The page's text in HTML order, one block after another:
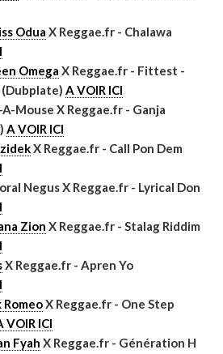
Odua X Reggae.fr - Chalawa
Omega X Reggae.fr - Fittest -
A VOIR ICI
A-Mouse X Reggae.fr - Ganja
A VOIR ICI
X Reggae.fr - Call Pon Dem
Negus X Reggae.fr - Lyrical Don
Zion X Reggae.fr - Stalag Riddim
X Reggae.fr - Apren Yo
RomeoX Reggae.fr - One Step
VOIR ICI
Fyah X Reggae.fr - Génération H